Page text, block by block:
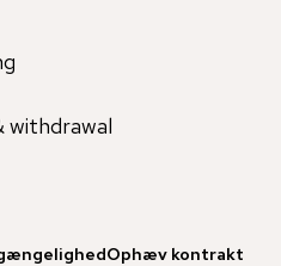
withdrawal
Ophæv kontrakt